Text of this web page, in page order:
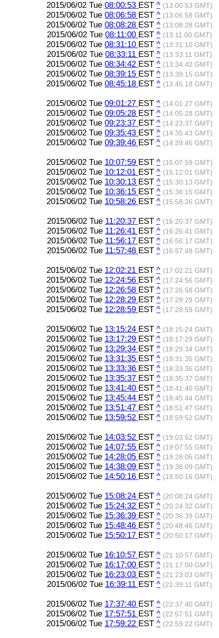
2015/06/02 Tue 08:00:53 EST ^ (13:00:53 GMT)
2015/06/02 Tue 08:06:58 EST ^ (13:06:58 GMT)
2015/06/02 Tue 08:08:28 EST ^ (13:08:28 GMT)
2015/06/02 Tue 08:11:00 EST ^ (13:11:00 GMT)
2015/06/02 Tue 08:31:10 EST ^ (13:31:10 GMT)
2015/06/02 Tue 08:33:11 EST ^ (13:33:11 GMT)
2015/06/02 Tue 08:34:42 EST ^ (13:34:42 GMT)
2015/06/02 Tue 08:39:15 EST ^ (13:39:15 GMT)
2015/06/02 Tue 08:45:18 EST ^ (13:45:18 GMT)
2015/06/02 Tue 09:01:27 EST ^ (14:01:27 GMT)
2015/06/02 Tue 09:05:28 EST ^ (14:05:28 GMT)
2015/06/02 Tue 09:23:37 EST ^ (14:23:37 GMT)
2015/06/02 Tue 09:35:43 EST ^ (14:35:43 GMT)
2015/06/02 Tue 09:39:46 EST ^ (14:39:46 GMT)
2015/06/02 Tue 10:07:59 EST ^ (15:07:59 GMT)
2015/06/02 Tue 10:12:01 EST ^ (15:12:01 GMT)
2015/06/02 Tue 10:30:13 EST ^ (15:30:13 GMT)
2015/06/02 Tue 10:36:15 EST ^ (15:36:15 GMT)
2015/06/02 Tue 10:58:26 EST ^ (15:58:26 GMT)
2015/06/02 Tue 11:20:37 EST ^ (16:20:37 GMT)
2015/06/02 Tue 11:26:41 EST ^ (16:26:41 GMT)
2015/06/02 Tue 11:56:17 EST ^ (16:56:17 GMT)
2015/06/02 Tue 11:57:48 EST ^ (16:57:48 GMT)
2015/06/02 Tue 12:02:21 EST ^ (17:02:21 GMT)
2015/06/02 Tue 12:24:56 EST ^ (17:24:56 GMT)
2015/06/02 Tue 12:26:58 EST ^ (17:26:58 GMT)
2015/06/02 Tue 12:28:29 EST ^ (17:28:29 GMT)
2015/06/02 Tue 12:28:59 EST ^ (17:28:59 GMT)
2015/06/02 Tue 13:15:24 EST ^ (18:15:24 GMT)
2015/06/02 Tue 13:17:29 EST ^ (18:17:29 GMT)
2015/06/02 Tue 13:29:34 EST ^ (18:29:34 GMT)
2015/06/02 Tue 13:31:35 EST ^ (18:31:35 GMT)
2015/06/02 Tue 13:33:36 EST ^ (18:33:36 GMT)
2015/06/02 Tue 13:35:37 EST ^ (18:35:37 GMT)
2015/06/02 Tue 13:41:40 EST ^ (18:41:40 GMT)
2015/06/02 Tue 13:45:44 EST ^ (18:45:44 GMT)
2015/06/02 Tue 13:51:47 EST ^ (18:51:47 GMT)
2015/06/02 Tue 13:59:52 EST ^ (18:59:52 GMT)
2015/06/02 Tue 14:03:52 EST ^ (19:03:52 GMT)
2015/06/02 Tue 14:07:55 EST ^ (19:07:55 GMT)
2015/06/02 Tue 14:28:05 EST ^ (19:28:05 GMT)
2015/06/02 Tue 14:38:09 EST ^ (19:38:09 GMT)
2015/06/02 Tue 14:50:16 EST ^ (19:50:16 GMT)
2015/06/02 Tue 15:08:24 EST ^ (20:08:24 GMT)
2015/06/02 Tue 15:24:32 EST ^ (20:24:32 GMT)
2015/06/02 Tue 15:36:39 EST ^ (20:36:39 GMT)
2015/06/02 Tue 15:48:46 EST ^ (20:48:46 GMT)
2015/06/02 Tue 15:50:17 EST ^ (20:50:17 GMT)
2015/06/02 Tue 16:10:57 EST ^ (21:10:57 GMT)
2015/06/02 Tue 16:17:00 EST ^ (21:17:00 GMT)
2015/06/02 Tue 16:23:03 EST ^ (21:23:03 GMT)
2015/06/02 Tue 16:39:11 EST ^ (21:39:11 GMT)
2015/06/02 Tue 17:37:40 EST ^ (22:37:40 GMT)
2015/06/02 Tue 17:57:51 EST ^ (22:57:51 GMT)
2015/06/02 Tue 17:59:22 EST ^ (22:59:22 GMT)